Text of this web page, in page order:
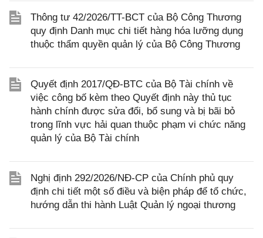
Thông tư 42/2026/TT-BCT của Bộ Công Thương
quy định Danh mục chi tiết hàng hóa lưỡng dụng
thuộc thẩm quyền quản lý của Bộ Công Thương
Quyết định 2017/QĐ-BTC của Bộ Tài chính về
việc công bố kèm theo Quyết định này thủ tục
hành chính được sửa đổi, bổ sung và bị bãi bỏ
trong lĩnh vực hải quan thuộc phạm vi chức năng
quản lý của Bộ Tài chính
Nghị định 292/2026/NĐ-CP của Chính phủ quy
định chi tiết một số điều và biện pháp để tổ chức,
hướng dẫn thi hành Luật Quản lý ngoại thương